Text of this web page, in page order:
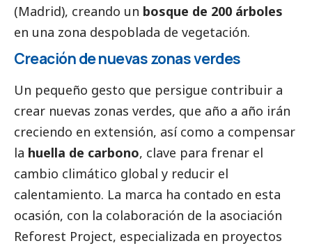
(Madrid), creando un bosque de 200 árboles
en una zona despoblada de vegetación.
Creación de nuevas zonas verdes
Un pequeño gesto que persigue contribuir a
crear nuevas zonas verdes, que año a año irán
creciendo en extensión, así como a compensar
la huella de carbono, clave para frenar el
cambio climático global y reducir el
calentamiento. La marca ha contado en esta
ocasión, con la colaboración de la asociación
Reforest Project, especializada en proyectos